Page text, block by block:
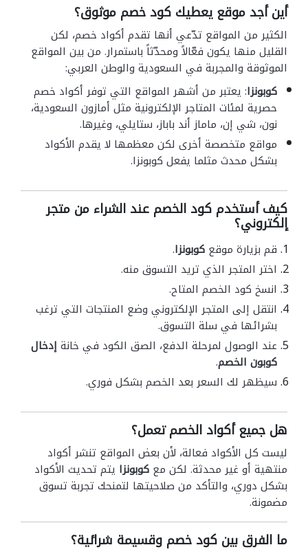
أين أجد موقع يعطيك كود خصم موثوق؟
الكثير من المواقع تدّعي أنها تقدم أكواد خصم، لكن
القليل منها يكون فعّالاً ومحدّثاً باستمرار. من بين المواقع
الموثوقة والمجربة في السعودية والوطن العربي:
كوبونزا: يعتبر من أشهر المواقع التي توفر أكواد خصم
حصرية لمئات المتاجر الإلكترونية مثل أمازون السعودية،
نون، شي إن، ماماز أند باباز، ستايلي، وغيرها.
مواقع متخصصة أخرى لكن معظمها لا يقدم الأكواد
بشكل محدث مثلما يفعل كوبونزا.
كيف أستخدم كود الخصم عند الشراء من متجر
إلكتروني؟
قم بزيارة موقع كوبونزا.
اختر المتجر الذي تريد التسوق منه.
انسخ كود الخصم المتاح.
انتقل إلى المتجر الإلكتروني وضع المنتجات التي ترغب
بشرائها في سلة التسوق.
عند الوصول لمرحلة الدفع، الصق الكود في خانة إدخال
كوبون الخصم.
سيظهر لك السعر بعد الخصم بشكل فوري.
هل جميع أكواد الخصم تعمل؟
ليست كل الأكواد فعالة، لأن بعض المواقع تنشر أكواد
منتهية أو غير محدثة. لكن مع كوبونزا يتم تحديث الأكواد
بشكل دوري، والتأكد من صلاحيتها لتمنحك تجربة تسوق
مضمونة.
ما الفرق بين كود خصم وقسيمة شرائية؟